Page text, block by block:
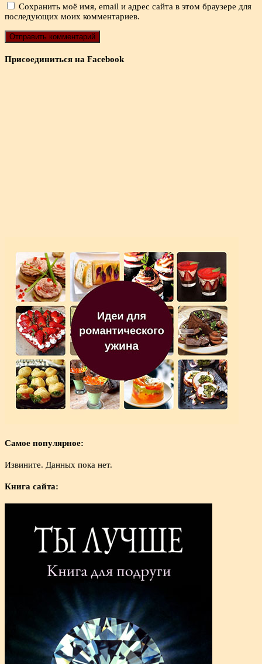
Сохранить моё имя, email и адрес сайта в этом браузере для
последующих моих комментариев.
Присоединиться на Facebook
Самое популярное:
Извините. Данных пока нет.
Книга сайта: